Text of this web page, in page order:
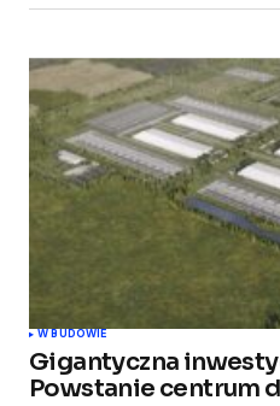
W BUDOWIE
Gigantyczna
Powstanie centrum